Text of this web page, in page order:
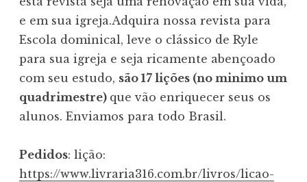
e em sua igreja.Adquira nossa revista para
Escola dominical, leve o clássico de Ryle
para sua igreja e seja ricamente abençoado
com seu estudo, são 17 lições (no minimo um
quadrimestre) que vão enriquecer seus os
alunos. Enviamos para todo Brasil.
Pedidos: lição:
https://www.livraria316.com.br/livros/licao-